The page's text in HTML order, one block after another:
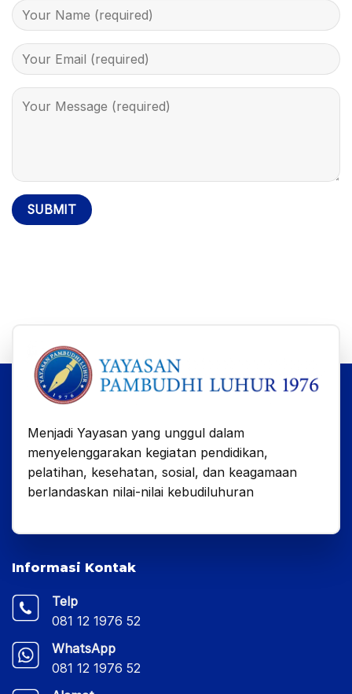
Menjadi Yayasan yang unggul dalam
menyelenggarakan kegiatan pendidikan,
pelatihan, kesehatan, sosial, dan keagamaan
berlandaskan nilai-nilai kebudiluhuran
Informasi Kontak
Telp
081 12 1976 52
WhatsApp
081 12 1976 52